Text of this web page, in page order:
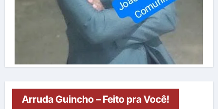
Arruda Guincho – Feito pra Você!